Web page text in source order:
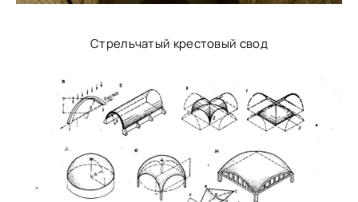
Стрельчатый крестовый свод